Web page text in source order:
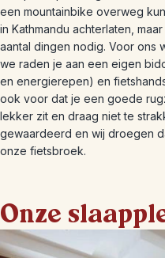
een mountainbike overweg
in Kathmandu achterlaten,
aantal dingen nodig. Voor ons
we raden je aan een eigen
en energierepen) en
ook voor dat je een goede
lekker zit en draag niet te
gewaardeerd en wij droegen
onze fietsbroek.
Onze